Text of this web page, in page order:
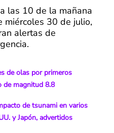
las 10 de la mañana
miércoles 30 de julio,
alertas de
de olas por primeros
de magnitud 8.8
de tsunami en varios
y Japón, advertidos